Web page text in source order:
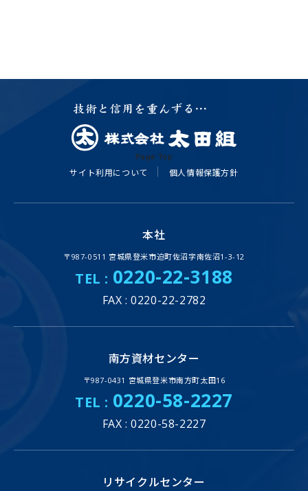
Page Top
サイト利用について 個人情報保護方針
本社
〒987-0511 宮城県登米市迫町佐沼字南佐沼1-3-12
TEL : 0220-22-3188
FAX : 0220-22-2782
南方資材センター
〒987-0431 宮城県登米市南方町太田16
TEL : 0220-58-2227
FAX : 0220-58-2227
リサイクルセンター